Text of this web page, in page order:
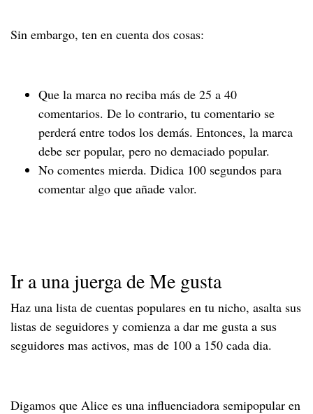
Sin embargo, ten en cuenta dos cosas:
Que la marca no reciba más de 25 a 40
comentarios. De lo contrario, tu comentario se
perderá entre todos los demás. Entonces, la marca
debe ser popular, pero no demaciado popular.
No comentes mierda. Didica 100 segundos para
comentar algo que añade valor.
Ir a una juerga de Me gusta
Haz una lista de cuentas populares en tu nicho, asalta sus
listas de seguidores y comienza a dar me gusta a sus
seguidores mas activos, mas de 100 a 150 cada dia.
Digamos que Alice es una influenciadora semipopular en